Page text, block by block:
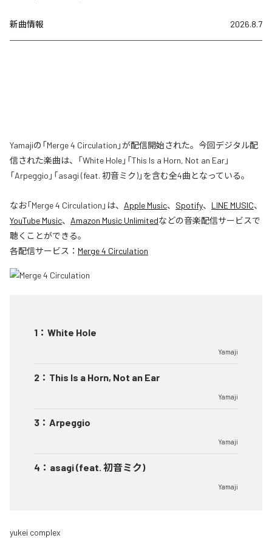
新曲情報 2026.8.7
Yamajiの「Merge 4 Circulation」が配信開始された。今回デジタル配
信された楽曲は、「White Hole」「This Is a Horn, Not an Ear」
「Arpeggio」「asagi (feat. 初音ミク)」を含む全4曲となっている。
なお「Merge 4 Circulation 」は、 Apple Music、 Spotify、 LINE MUSIC、
YouTube Music、 Amazon Music Unlimitedなどの音楽配信サービスで
聴くことができる。
各配信サービス： Merge 4 Circulation
1 ： White Hole
Yamaji
2 ： This Is a Horn, Not an Ear
Yamaji
3 ： Arpeggio
Yamaji
4 ： asagi (feat. 初音ミク)
Yamaji
yukei complex